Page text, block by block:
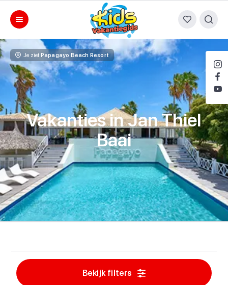
Vakanties in Jan Thiel
Baai
Je ziet Papagayo Beach Resort
Bekijk filters